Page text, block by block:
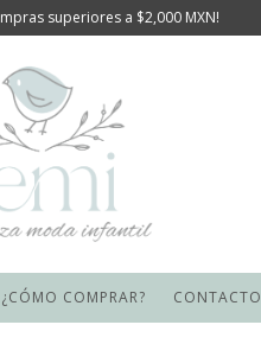
superiores a $2,000 MXN!
¿CÓMO COMPRAR? CONTACTO